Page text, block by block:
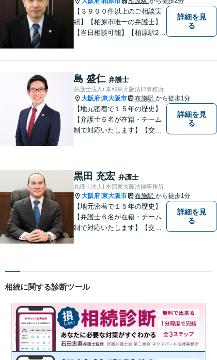
【３９００件以上のご相談実
績】【柏原市唯一の弁護士】
【当日相談可能】【柏原駅2
詳細を見
る
島 盛仁 弁護士
弁護士法人i 本部東大阪法律事務所
大阪府 東大阪市 布施駅 から徒歩1分
【地元密着で１５年の歴史】
【弁護士６名が在籍・チーム
制で対応いたします】【交通
駅前店５階】お悩みは【弁護
士法人ｉ 東大阪法律事務所】
におまかせください！
詳細を見
る
黒田 充宏 弁護士
弁護士法人i 本部東大阪法律事務所
大阪府 東大阪市 布施駅 から徒歩1分
【地元密着で１５年の歴史】
【弁護士６名が在籍・チーム
制で対応いたします】【交通
駅前店５階】 お悩みは【弁護
所 】におまかせください！
詳細を見
る
相続に関する診断ツール